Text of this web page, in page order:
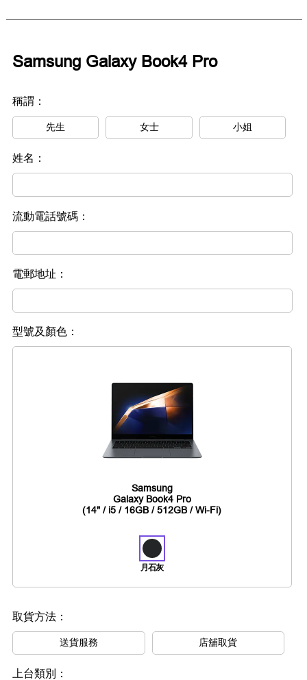
Samsung Galaxy Book4 Pro
稱謂：
先生 女士 小姐
姓名：
流動電話號碼：
電郵地址：
型號及顏色：
Samsung
Galaxy Book4 Pro
(14" / i5 / 16GB / 512GB / Wi-Fi)
月石灰
取貨方法：
送貨服務 店舖取貨
上台類別：